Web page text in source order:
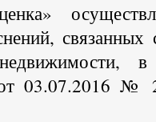
от 03.07.2016 №